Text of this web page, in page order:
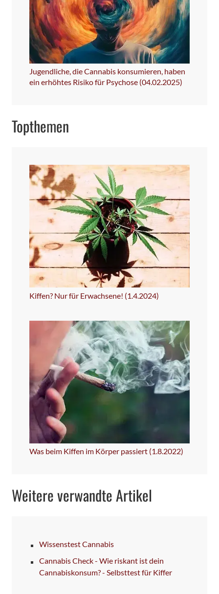
Jugendliche, die Cannabis konsumieren, haben
ein erhöhtes Risiko für Psychose (04.02.2025)
Topthemen
Kiffen? Nur für Erwachsene! (1.4.2024)
Was beim Kiffen im Körper passiert (1.8.2022)
Weitere verwandte Artikel
Wissenstest Cannabis
Cannabis Check - Wie riskant ist dein
Cannabiskonsum? - Selbsttest für Kiffer